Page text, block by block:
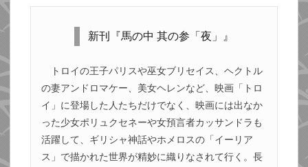
新刊『馬の中 其の参「夜」』
トロイの王子パリスや巫女ブリセイス、ヘクトル
の妻アンドロマケー、美女ヘレンなど、映画「トロ
イ」に登場した人たちだけでなく、映画には出なか
った少女ポリュクセネーや女預言者カッサンドラも
活躍して、ギリシャ神話やホメロスの「イーリア
ス」で描かれた世界が精妙に織りなされて行く。長